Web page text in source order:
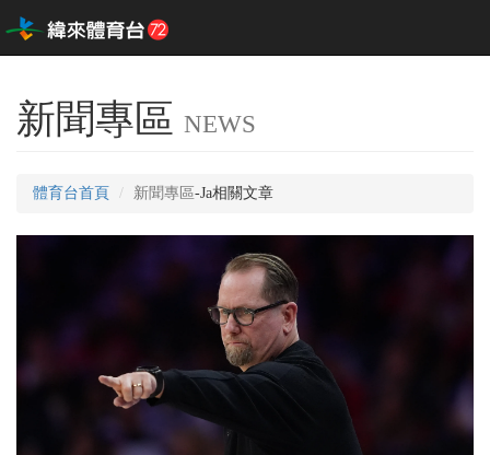
新聞專區 NEWS
體育台首頁 新聞專區-Ja相關文章